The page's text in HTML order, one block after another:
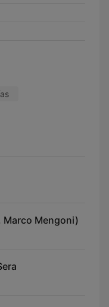
Marco Mengoni)